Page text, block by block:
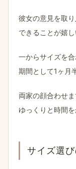
彼女の​意見を​取
できる​ことが​嬉し
一から​サイズを​
期間と​して​1ヶ月
両家の​顔合わせ
ゆっくりと​時間
サイズ選